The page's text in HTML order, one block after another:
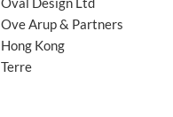
Oval Design Ltd
Ove Arup & Partners
Hong Kong
Terre